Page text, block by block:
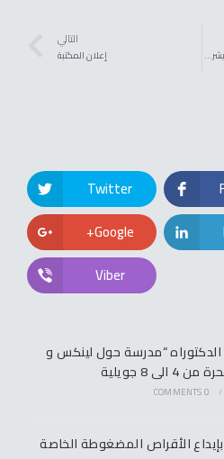
وزير التعليم العالي و البحث العلمي يشرف على إطلاق “قطب الطالب المبادر” بالطارف
التالي
إعلان المكتبة
Twitter
Google+
Viber
الدكتوراه “مدرسة حول لينكس و
8 جويلية
/
0 COMMENTS
الأقراص المضغوطة الخاصة